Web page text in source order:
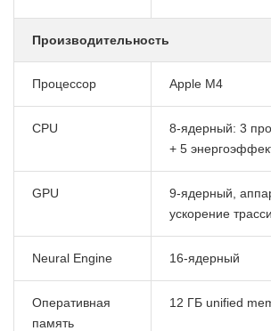
Производительность
Процессор Apple M4
CPU
8-ядерный: 3
+ 5
GPU
9-ядерный,
ускорение
Neural Engine 16-ядерный
Оперативная
память
12 ГБ unified